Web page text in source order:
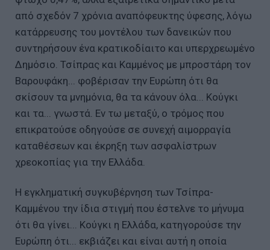
από σχεδόν 7 χρόνια αναπόφευκτης ύφεσης, λόγω
κατάρρευσης του μοντέλου των δανεικών που
συντηρήσουν ένα κρατικοδίαιτο και υπερχρεωμένο
Δημόσιο. Τσίπρας και Καμμένος με μπροστάρη τον
Βαρουφάκη... φοβέρισαν την Ευρώπη ότι θα
σκίσουν τα μνημόνια, θα τα κάνουν όλα... Κούγκι
και τα... γνωστά. Εν τω μεταξύ, ο τρόμος που
επικρατούσε οδηγούσε σε συνεχή αιμορραγία
καταθέσεων και έκρηξη των ασφαλίστρων
χρεοκοπίας για την Ελλάδα.
Η εγκληματική συγκυβέρνηση των Τσίπρα-
Καμμένου την ίδια στιγμή που έστελνε το μήνυμα
ότι θα γίνει... Κούγκι η Ελλάδα, κατηγορούσε την
Ευρώπη ότι... εκβιάζει και είναι αυτή η οποία